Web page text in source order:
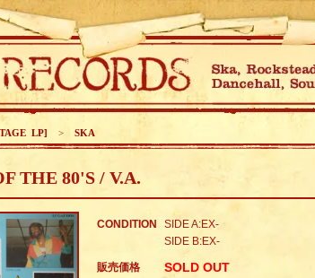
LP] > SKA
THE 80'S / V.A.
CONDITION
SIDE A:EX-
SIDE B:EX-
販売価格 SOLD OUT